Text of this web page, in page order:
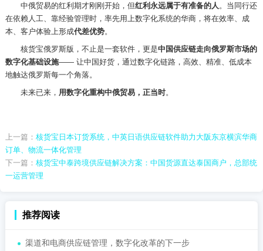
中俄贸易的红利期才刚刚开始，但红利永远属于有准备的人。当同行还
在依赖人工、靠经验管理时，率先用上数字化系统的华商，将在效率、成
本、客户体验上形成代差优势。
核货宝俄罗斯版，不止是一套软件，更是中国供应链走向俄罗斯市场的
数字化基础设施—— 让中国好货，通过数字化链路，高效、精准、低成本
地触达俄罗斯每一个角落。
未来已来， 用数字化重构中俄贸易，正当时。
上一篇： 核货宝日本订货系统，中英日语供应链软件助力大阪东京横滨华商
订单、物流一体化管理
下一篇： 核货宝中泰跨境供应链解决方案：中国货源直达泰国商户，总部统
一运营管理
推荐阅读
渠道和电商供应链管理，数字化改革的下一步